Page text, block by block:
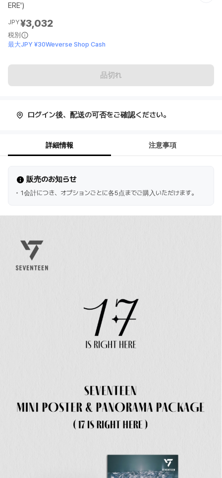
ERE')
JPY¥3,032
税別
最大JPY ¥30Weverse Shop Cash
品切れ
ログイン後、配送の可否をご確認ください。
詳細情報 注意事項
販売のお知らせ
1会計につき、オプションごとに各5点までご購入いただけます。